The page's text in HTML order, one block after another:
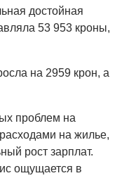
достойная
53 953 кроны,
на 2959 крон, а
проблем на
на жилье,
рост зарплат.
ощущается в